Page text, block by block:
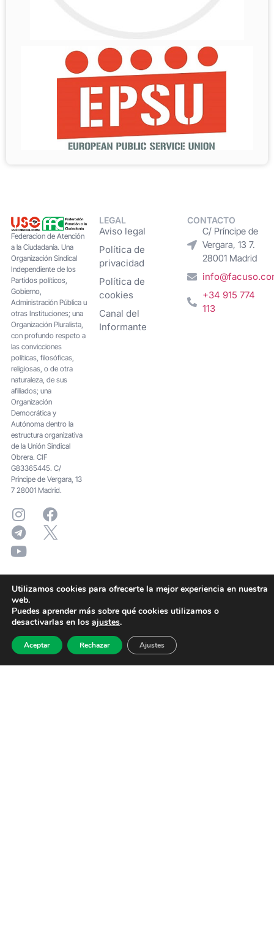
Federacion de Atención
a la Ciudadanía. Una
Organización Sindical
Independiente de los
Partidos políticos,
Gobierno,
Administración Pública u
otras Instituciones; una
Organización Pluralista,
con profundo respeto a
las convicciones
políticas, filosóficas,
religiosas, o de otra
naturaleza, de sus
afiliados; una
Organización
Democrática y
Autónoma dentro la
estructura organizativa
de la Unión Sindical
Obrera. CIF
G83365445. C/
Principe de Vergara, 13
7 28001 Madrid.
LEGAL
Aviso legal
Política de
privacidad
Política de
cookies
Canal del
Informante
CONTACTO
C/ Príncipe de
Vergara, 13 7.
28001 Madrid
+34 915 774
113
Utilizamos cookies para ofrecerte la mejor experiencia en nuestra
web.
Puedes aprender más sobre qué cookies utilizamos o
desactivarlas en los ajustes.
Aceptar Rechazar Ajustes